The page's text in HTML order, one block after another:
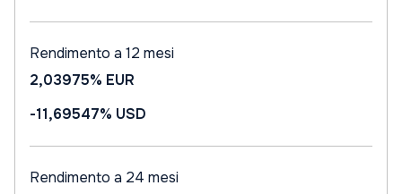
Rendimento a 12 mesi
2,03975% EUR
-11,69547% USD
Rendimento a 24 mesi